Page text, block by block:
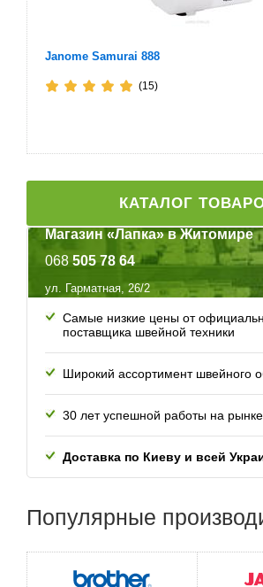
Janome Samurai 888
(15)
КАТАЛОГ
Магазин «Лапка» в Житомире
068 505 78 64
ул. Гарматная, 26/2
Самые низкие цены от
поставщика швейной техники
Широкий ассортимент швейного
30 лет успешной работы на
Доставка по Киеву и всей
Популярные